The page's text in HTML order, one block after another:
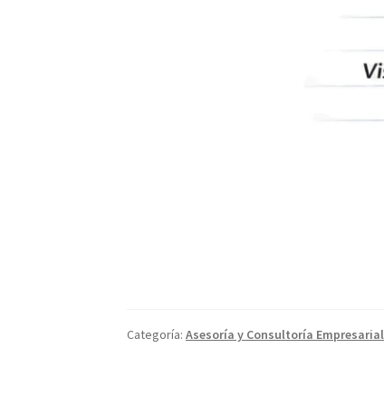
Categoría:Asesoría y Consultoría Empresarial